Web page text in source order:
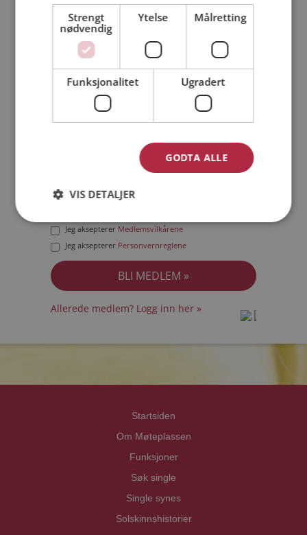
Bli medlem gratis!
Jeg er en: Mann Kvinne
Min alder:
Jeg aksepterer Medlemsvilkårene
Jeg aksepterer Personvernreglene
Allerede medlem? Logg inn her »
Startsiden
Om Møteplassen
Funksjoner
Søk single
Single synes
Solskinnshistorier
Strengt
nødvendig
Ytelse Målretting
Funksjonalitet Ugradert
GODTA ALLE
VIS DETALJER